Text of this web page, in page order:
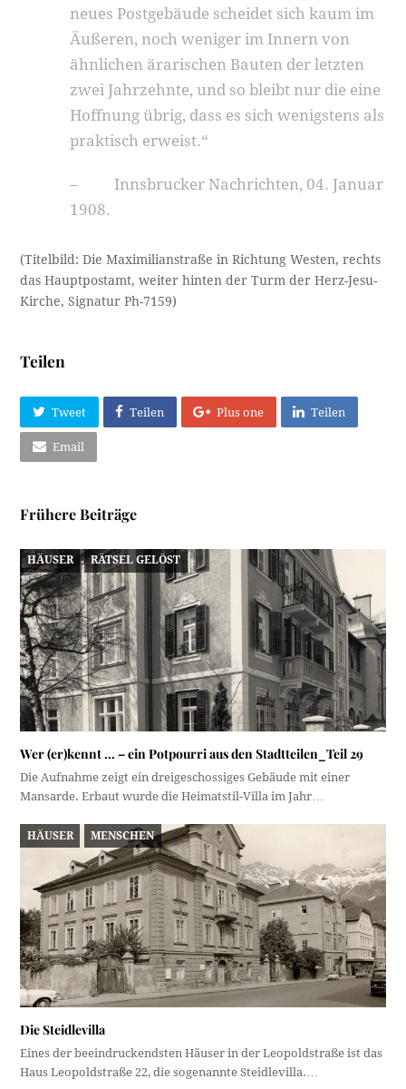
neues Postgebäude scheidet sich kaum im
Äußeren, noch weniger im Innern von
ähnlichen ärarischen Bauten der letzten
zwei Jahrzehnte, und so bleibt nur die eine
Hoffnung übrig, dass es sich wenigstens als
praktisch erweist.“
– Innsbrucker Nachrichten, 04. Januar
1908.
(Titelbild: Die Maximilianstraße in Richtung Westen, rechts
das Hauptpostamt, weiter hinten der Turm der Herz-Jesu-
Kirche, Signatur Ph-7159)
Teilen
Tweet Teilen Plus one Teilen
Email
Frühere Beiträge
HÄUSER RÄTSEL GELÖST
Wer (er)kennt … – ein Potpourri aus den Stadtteilen_Teil 29
Die Aufnahme zeigt ein dreigeschossiges Gebäude mit einer
Mansarde. Erbaut wurde die Heimatstil-Villa im Jahr…
HÄUSER MENSCHEN
Die Steidlevilla
Eines der beeindruckendsten Häuser in der Leopoldstraße ist das
Haus Leopoldstraße 22, die sogenannte Steidlevilla.…